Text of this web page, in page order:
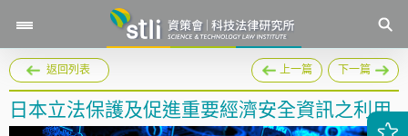
返回列表 上一篇 下一篇
日本立法保護及促進重要經濟安全資訊之利用